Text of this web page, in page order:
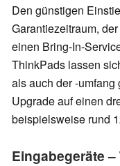
Den günstigen
Garantiezeitraum,
einen Bring-In-
ThinkPads lassen
als auch der -
Upgrade auf einen
beispielsweise rund
Eingabegeräte